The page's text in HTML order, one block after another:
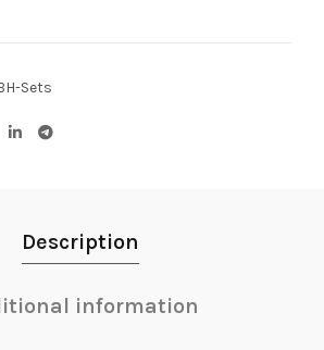
Sets
Description
information